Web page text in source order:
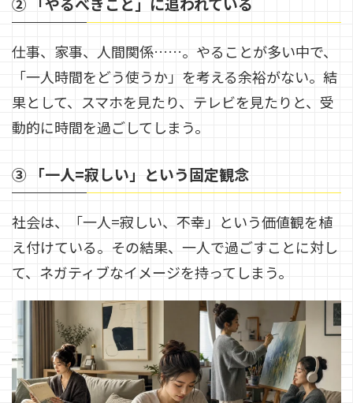
仕事、家事、人間関係……。やることが多い中で、
「一人時間をどう使うか」を考える余裕がない。結
果として、スマホを見たり、テレビを見たりと、受
動的に時間を過ごしてしまう。
③ 「一人=寂しい」という固定観念
社会は、「一人=寂しい、不幸」という価値観を植
え付けている。その結果、一人で過ごすことに対し
て、ネガティブなイメージを持ってしまう。